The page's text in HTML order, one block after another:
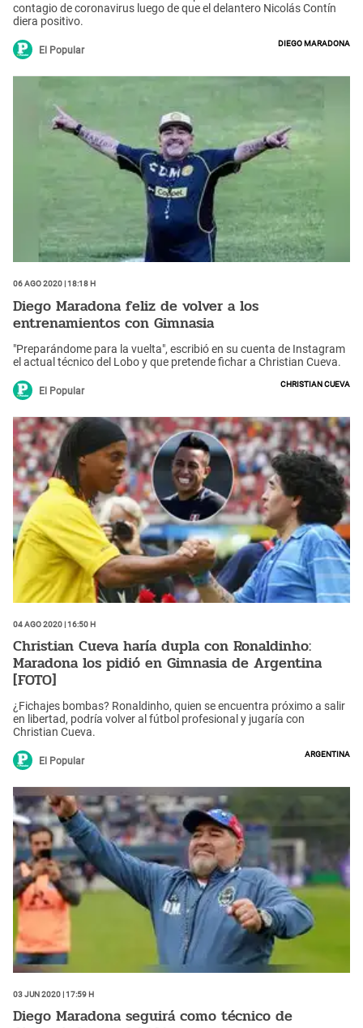
contagio de coronavirus luego de que el delantero Nicolás Contín
diera positivo.
El Popular
Diego Maradona
06 Ago 2020 | 18:18 h
Diego Maradona feliz de volver a los
entrenamientos con Gimnasia
"Preparándome para la vuelta", escribió en su cuenta de Instagram
el actual técnico del Lobo y que pretende fichar a Christian Cueva.
El Popular
Christian Cueva
04 Ago 2020 | 16:50 h
Christian Cueva haría dupla con Ronaldinho:
Maradona los pidió en Gimnasia de Argentina
[FOTO]
¿Fichajes bombas? Ronaldinho, quien se encuentra próximo a salir
en libertad, podría volver al fútbol profesional y jugaría con
Christian Cueva.
El Popular
Argentina
03 Jun 2020 | 17:59 h
Diego Maradona seguirá como técnico de